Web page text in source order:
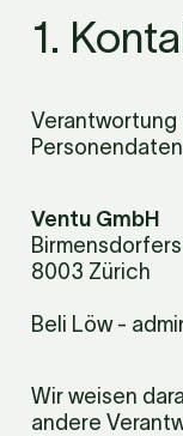
1.
Verantwortung
Ventu GmbH
8003 Zürich
Beli Löw -
Wir weisen
andere